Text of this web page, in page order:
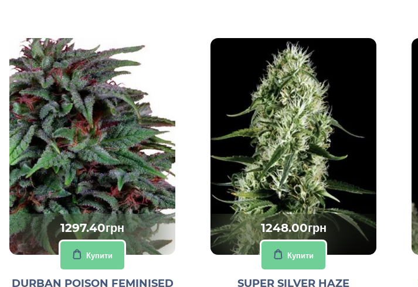
1297.40грн
Купити
DURBAN POISON FEMINISED
1248.00грн
Купити
SUPER SILVER HAZE